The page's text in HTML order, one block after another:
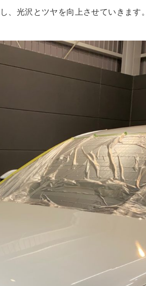
、光沢とツヤを向上させていきます。